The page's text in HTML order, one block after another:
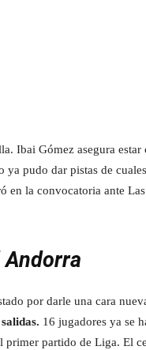
Ibai Gómez asegura
pudo dar pistas de
en la convocatoria ante
por darle una cara
16 jugadores ya se
partido de Liga. El